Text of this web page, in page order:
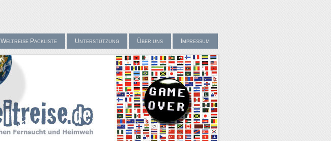
Weltreise Packliste Unterstützung Über uns Impressum